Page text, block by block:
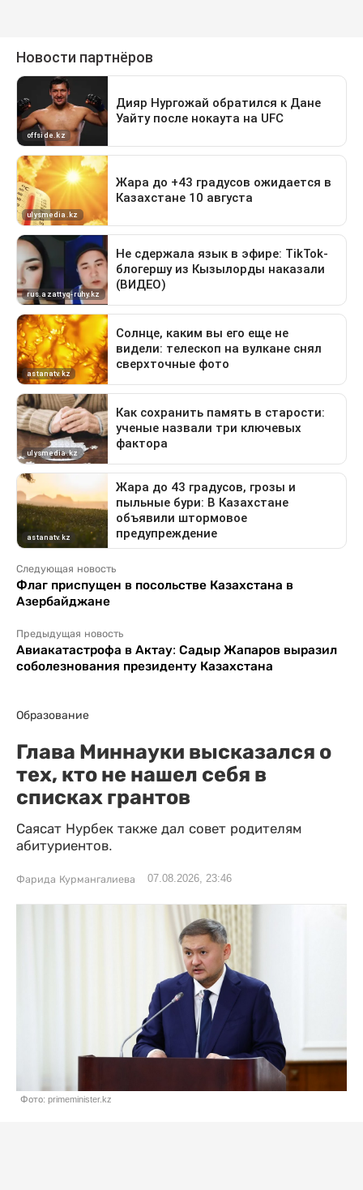
Следующая новость
Флаг приспущен в посольстве Казахстана в
Азербайджане
Предыдущая новость
Авиакатастрофа в Актау: Садыр Жапаров выразил
соболезнования президенту Казахстана
Образование
Глава Миннауки высказался о
тех, кто не нашел себя в
списках грантов
Саясат Нурбек также дал совет родителям
абитуриентов.
Фарида Курмангалиева 07.08.2026, 23:46
Фото: primeminister.kz